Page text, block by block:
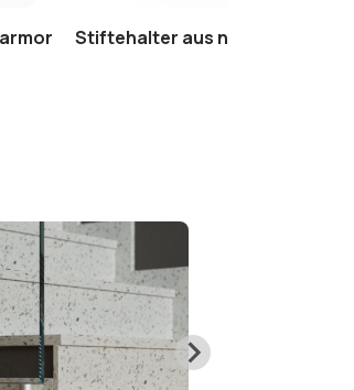
Stiftehalter aus nero marquinia